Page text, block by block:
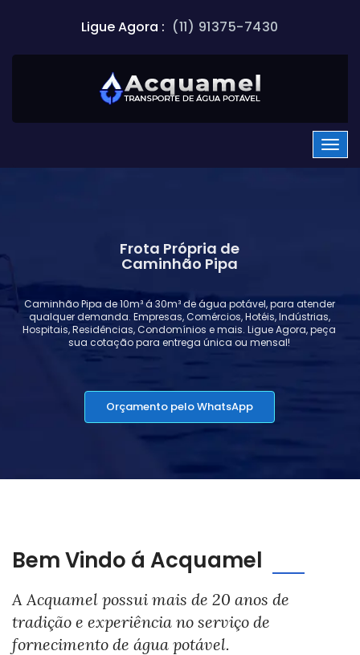
Ligue Agora : (11) 91375-7430
Frota Própria de
Caminhão Pipa
Caminhão Pipa de 10m³ á 30m³ de água potável, para atender
qualquer demanda. Empresas, Comércios, Hotéis, Indústrias,
Hospitais, Residências, Condomínios e mais. Ligue Agora, peça
sua cotação para entrega única ou mensal!
Orçamento pelo WhatsApp
Bem Vindo á Acquamel
A Acquamel possui mais de 20 anos de
tradição e experiência no serviço de
fornecimento de água potável.